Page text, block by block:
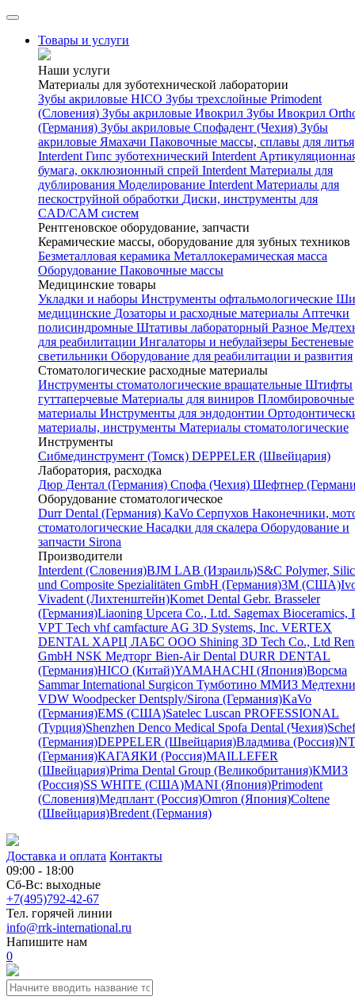
Товары и услуги
Наши услуги
Материалы для зуботехнической лаборатории
Зубы акриловые HICO Зубы трехслойные Primodent
(Словения) Зубы акриловые Ивокрил Зубы Ивокрил
(Германия) Зубы акриловые Спофадент (Чехия) Зубы
акриловые Ямахачи Паковочные массы, сплавы для литья
Interdent Гипс зуботехнический Interdent
бумага, окклюзионный спрей Interdent Материалы для
дублирования Моделирование Interdent Материалы для
пескоструйной обработки Диски, инструменты для
CAD/CAM систем
Рентгеновское оборудование, запчасти
Керамические массы, оборудование для зубных техников
Безметалловая керамика Металлокерамическая масса
Оборудование Паковочные массы
Медицинские товары
Укладки и наборы Инструменты офтальмологические
медицинские Дозаторы и расходные материалы Аптечки
полисиндромные Штативы лабораторный Разное
для реабилитации Ингалаторы и небулайзеры Бестеневые
светильники Оборудование для реабилитации и развития
Стоматологические расходные материалы
Инструменты стоматологические вращательные Штифты
гуттаперчевые Материалы для виниров Пломбировочные
материалы Инструменты для эндодонтии
материалы, инструменты Материалы стоматологические
Инструменты
Cибмединструмент (Томск) DEPPELER (Швейцария)
Лаборатория, расходка
Дюр Дентал (Германия) Спофа (Чехия) Шефтнер
Оборудование стоматологическое
Durr Dental (Германия) KaVo Серпухов Наконечники,
стоматологические Насадки для скалера Оборудование и
запчасти Sirona
Производители
Interdent (Словения)BJM LAB (Израиль)S&C Polymer,
und Composite Spezialitäten GmbH (Германия)3M (США)
Vivadent (Лихтенштейн)Komet Dental Gebr. Brasseler
(Германия)Liaoning Upcera Co., Ltd. Sagemax Bioceramics,
VPT Tech vhf camfacture AG 3D Systems, Inc. VERTEX
DENTAL ХАРЦ ЛАБС ООО Shining 3D Tech Co., Ltd
GmbH NSK Медторг Bien-Air Dental DURR DENTAL
(Германия)HICO (Китай)YAMAHACHI (Япония)Ворсма
Sammar International Surgicon Тумботино ММИЗ
VDW WoodpeckerDentsply/Sirona (Германия)KaVo
(Германия)EMS (США)Satelec Luscan PROFESSIONAL
(Турция)Shenzhen Denco Medical Spofa Dental (Чехия)
(Германия)DEPPELER (Швейцария)Владмива (Россия)
(Германия)КАГАЯКИ (Россия)MAILLEFER
(Швейцария)Prima Dental Group (Великобритания)КМИЗ
(Россия)SS WHITE (США)MANI (Япония)Primodent
(Словения)Медплант (Россия)Omron (Япония)Coltene
(Швейцария)Bredent (Германия)
Доставка и оплата Контакты
09:00 - 18:00
Сб-Вс: выходные
+7(495)792-42-67
Тел. горячей линии
info@rrk-international.ru
Напишите нам
0